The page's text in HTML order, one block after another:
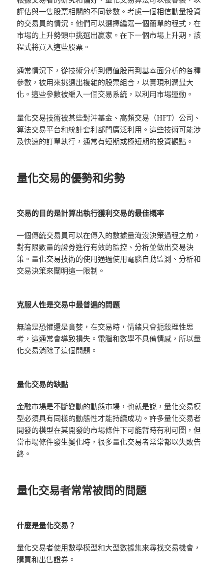
評估與一隻股票相關的不同參數。考慮一個相信動量投資
的交易員的情況。他們可以選擇編寫一個簡單的程式，在
市場的上升勢頭中挑選出贏家。在下一個市場上升期，該
程式將買入這些股票。
通常情況下，從技術分析到價值股再到基本面分析的各種
參數，被用來挑選出複雜的股票組合，以實現利潤最大
化。這些參數被編入一個交易系統，以利用市場運動。
量化交易技術被某些對沖基金、高頻交易（HFT）公司、
算法交易平台和統計套利部門廣泛利用。這些技術可能涉
及快速的訂單執行，通常有短期或極短期的投資觀點。
量化交易的優勢和劣勢
交易的目的是計算出執行獲利交易的最佳概率
一個傳統交易員可以在傳入的數據量淹沒決策過程之前，
對有限數量的證券進行有效的監控、分析並做出交易決
策。量化交易技術的使用通過使用電腦自動監測、分析和
交易決策來闡明這一限制。
克服人性是交易中最普遍的問題
無論是恐懼還是貪婪，在交易時，情緒只會扼殺理性思
考，這通常會導致損失。電腦和數學不具備情感，所以量
化交易消除了這個問題。
量化交易的缺點
金融市場是不斷變動的動態市場，也就是說，量化交易模
型必須具有同樣的動態性才能持續成功。許多量化交易者
開發的模型在其開發的市場條件下可能暫時有利可圖，但
當市場條件發生變化時，很多量化交易者常常都以失敗告
終。
量化交易者常常被問的問題
什麼是量化交易？
量化交易者使用數學模型和大型數據集來尋找交易機會，
購買和出售證券。